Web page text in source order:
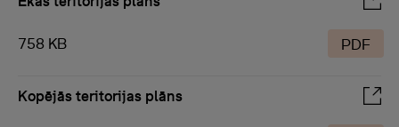
758 KB PDF
Kopējās teritorijas plāns